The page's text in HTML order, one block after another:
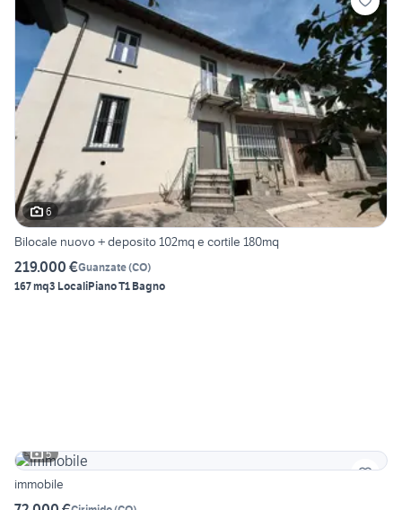
6
Bilocale nuovo + deposito 102mq e cortile 180mq
219.000 €Guanzate(CO)
167 mq3 LocaliPiano T1 Bagno
5
immobile